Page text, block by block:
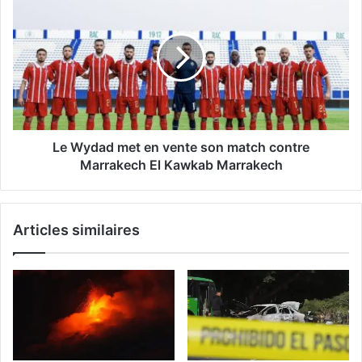
met
en
vente
son
match
contre
Marrakech
Le Wydad met en vente son match contre
Marrakech El Kawkab Marrakech
Articles similaires